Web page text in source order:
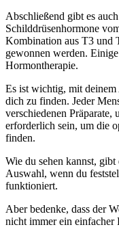
Abschließend gibt es
Schilddrüsenhormone
Kombination aus T3 und
gewonnen werden.
Hormontherapie.
Es ist wichtig, mit
dich zu finden. Jeder
verschiedenen Präparate,
erforderlich sein, um die
finden.
Wie du sehen kannst,
Auswahl, wenn du
funktioniert.
Aber bedenke, dass der
nicht immer ein einfacher